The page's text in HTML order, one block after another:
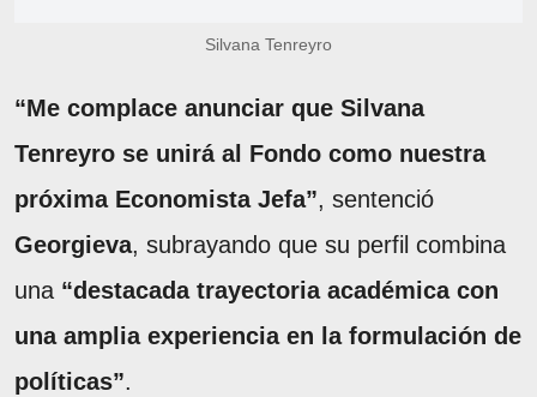
Silvana Tenreyro
“Me complace anunciar que Silvana
Tenreyro se unirá al Fondo como nuestra
próxima Economista Jefa”, sentenció
Georgieva, subrayando que su perfil combina
una “destacada trayectoria académica con
una amplia experiencia en la formulación de
políticas”.